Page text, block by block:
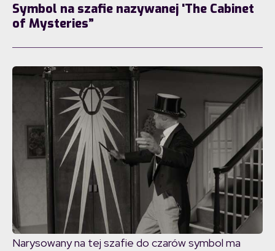
Symbol na szafie nazywanej 'The Cabinet
of Mysteries”
Narysowany na tej szafie do czarów symbol ma